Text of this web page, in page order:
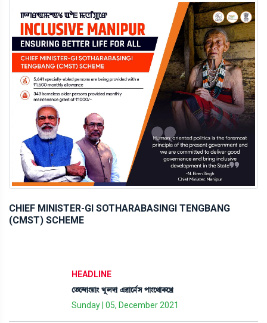
CHIEF MINISTER-GI SOTHARABASINGI TENGBANG
(CMST) SCHEME
HEADLINE
ët¡ì@ƒà}Úà} Jåºƒà &¯àì>¢Î šà}ì=àA¡ìJø
Sunday | 05, December 2021